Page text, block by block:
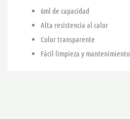
6ml de capacidad
Alta resistencia al calor
Color transparente
Fácil limpieza y mantenimiento